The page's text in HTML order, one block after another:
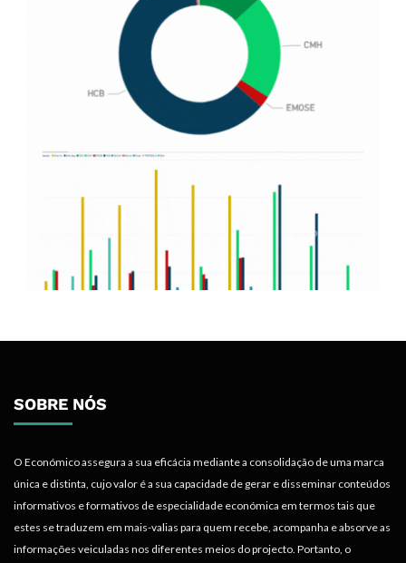
SOBRE NÓS
O Económico assegura a sua eficácia mediante a consolidação de uma marca
única e distinta, cujo valor é a sua capacidade de gerar e disseminar conteúdos
informativos e formativos de especialidade económica em termos tais que
estes se traduzem em mais-valias para quem recebe, acompanha e absorve as
informações veiculadas nos diferentes meios do projecto. Portanto, o